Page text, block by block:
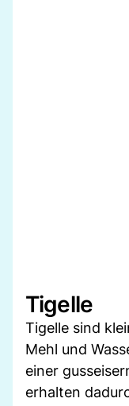
Tigelle
Tigelle sind
Mehl und
einer
erhalten